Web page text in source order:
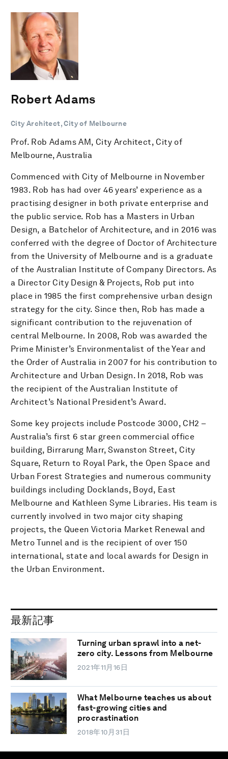
Robert Adams
City Architect, City of Melbourne
Prof. Rob Adams AM, City Architect, City of
Melbourne, Australia
Commenced with City of Melbourne in November
1983. Rob has had over 46 years’ experience as a
practising designer in both private enterprise and
the public service. Rob has a Masters in Urban
Design, a Batchelor of Architecture, and in 2016 was
conferred with the degree of Doctor of Architecture
from the University of Melbourne and is a graduate
of the Australian Institute of Company Directors. As
a Director City Design & Projects, Rob put into
place in 1985 the first comprehensive urban design
strategy for the city. Since then, Rob has made a
significant contribution to the rejuvenation of
central Melbourne. In 2008, Rob was awarded the
Prime Minister’s Environmentalist of the Year and
the Order of Australia in 2007 for his contribution to
Architecture and Urban Design. In 2018, Rob was
the recipient of the Australian Institute of
Architect’s National President’s Award.
Some key projects include Postcode 3000, CH2 –
Australia’s first 6 star green commercial office
building, Birrarung Marr, Swanston Street, City
Square, Return to Royal Park, the Open Space and
Urban Forest Strategies and numerous community
buildings including Docklands, Boyd, East
Melbourne and Kathleen Syme Libraries. His team is
currently involved in two major city shaping
projects, the Queen Victoria Market Renewal and
Metro Tunnel and is the recipient of over 150
international, state and local awards for Design in
the Urban Environment.
最新記事
Turning urban sprawl into a net-
zero city. Lessons from Melbourne
2021年11月16日
What Melbourne teaches us about
fast-growing cities and
procrastination
2018年10月31日